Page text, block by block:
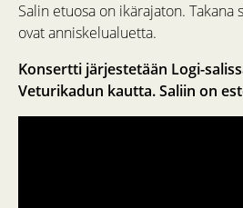
Salin etuosa on ikärajaton. Takana
ovat anniskelualuetta.
Konsertti järjestetään Logi-
Veturikadun kautta. Saliin on